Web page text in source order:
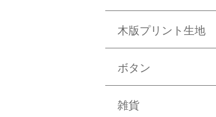
木版プリント生地
ボタン
雑貨